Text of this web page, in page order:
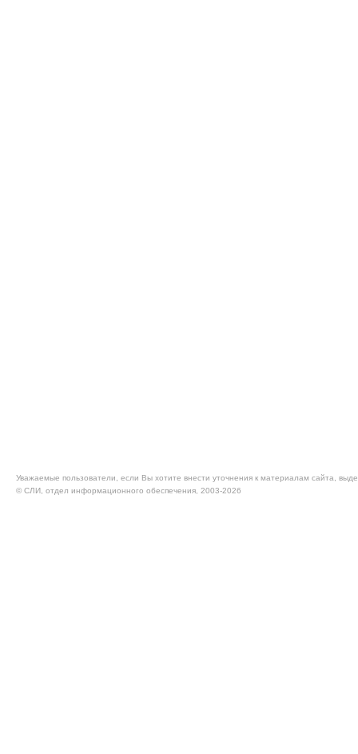
Уважаемые пользователи, если Вы хотите внести уточнения к материалам сайта,
© CЛИ, отдел информационного обеспечения, 2003-2026